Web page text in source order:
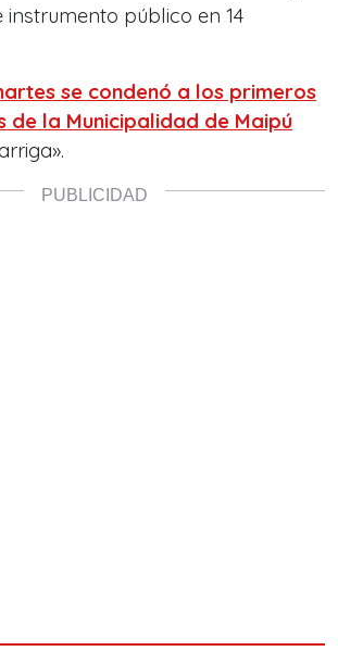
público en 14
se condenó a los primeros
de la Municipalidad de Maipú